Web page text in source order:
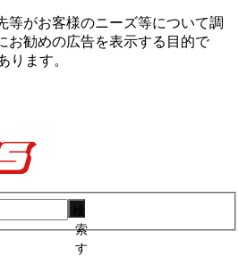
等がお客様のニーズ等について調
お勧めの広告を表⽰する⽬的で
ります。
索
す